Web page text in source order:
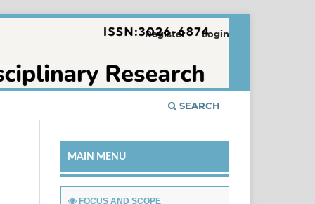
SEARCH
Register Login
MAIN MENU
FOCUS AND SCOPE